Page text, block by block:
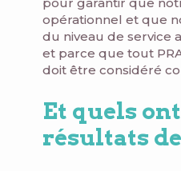
opérationnel et que
du niveau de service
et parce que tout
doit être considéré
Et quels
résultats